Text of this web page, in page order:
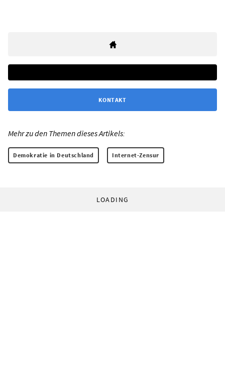
KONTAKT
Mehr zu den Themen dieses Artikels:
Demokratie in Deutschland Internet-Zensur
LOADING